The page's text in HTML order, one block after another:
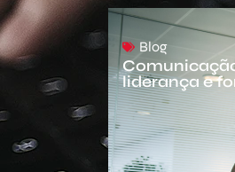
Blog
liderança e